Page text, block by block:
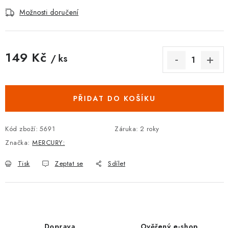
VRÁCENÍ ZBOŽÍ A REKLAMACE
Ochrana osobních údajů
Možnosti doručení
149 Kč / ks
PŘIDAT DO KOŠÍKU
Kód zboží: 5691 Záruka: 2 roky
Značka: MERCURY:
Tisk Zeptat se Sdílet